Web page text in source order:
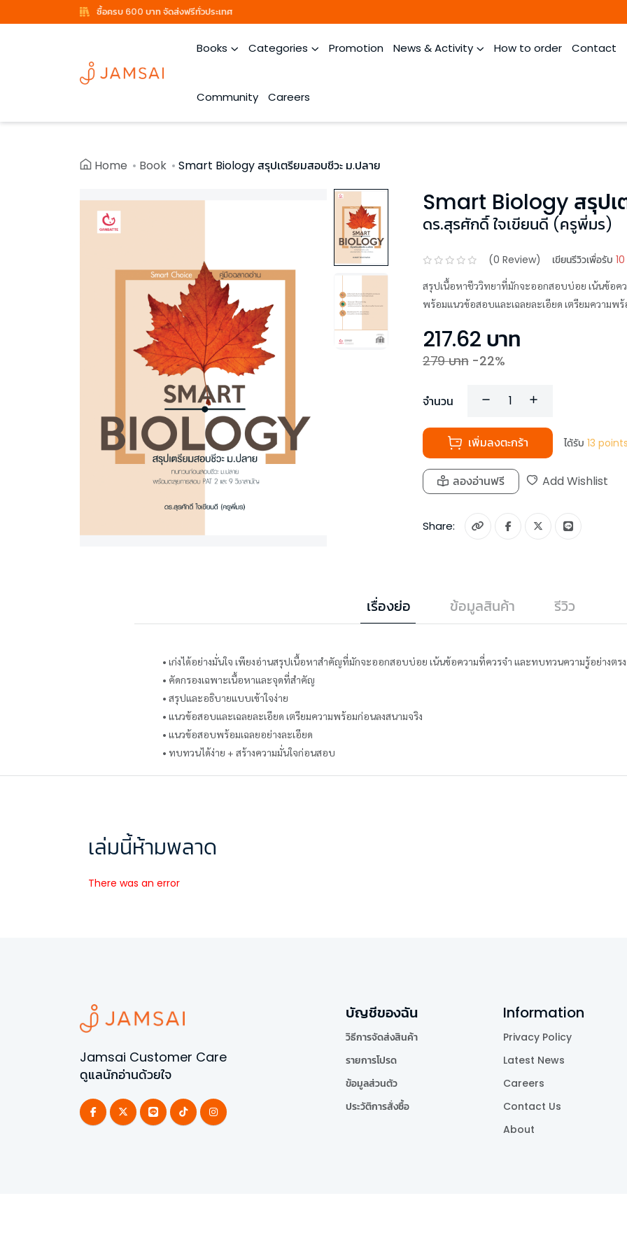
ซื้อครบ 600 บาท จัดส่งฟรีทั่วประเทศ
Books Categories Promotion News & Activity How to order Contact
Community Careers
Home Book Smart Biology สรุปเตรียมสอบชีวะ ม.ปลาย
Smart Biology สรุปเ
ดร.สุรศักดิ์ ใจเขียนดี (ครูพี่มร)
(0 Review) เขียนรีวิวเพื่อรับ
สรุปเนื้อหาชีววิทยาที่มักจะออกสอบบ่อย เน้นข้อค
พร้อมแนวข้อสอบและเฉลยละเอียด เตรียมความพ
217.62 บาท
279บาท -22%
จำนวน
เพิ่มลงตะกร้า ได้รับ 13
ลองอ่านฟรี Add Wishlist
Share:
เรื่องย่อ ข้อมูลสินค้า รีวิว
• เก่งได้อย่างมั่นใจ เพียงอ่านสรุปเนื้อหาสำคัญที่มักจะออกสอบบ่อย เน้นข้อความที่ควรจำ และทบทวนความรู้อย่างตร
• คัดกรองเฉพาะเนื้อหาและจุดที่สำคัญ
• สรุปและอธิบายแบบเข้าใจง่าย
• แนวข้อสอบและเฉลยละเอียด เตรียมความพร้อมก่อนลงสนามจริง
• แนวข้อสอบพร้อมเฉลยอย่างละเอียด
• ทบทวนได้ง่าย + สร้างความมั่นใจก่อนสอบ
เล่มนี้ห้ามพลาด
There was an error
Jamsai Customer Care
ดูแลนักอ่านด้วยใจ
บัญชีของฉัน
วิธีการจัดส่งสินค้า
รายการโปรด
ข้อมูลส่วนตัว
ประวัติการสั่งซื้อ
Information
Privacy Policy
Latest News
Careers
Contact Us
About